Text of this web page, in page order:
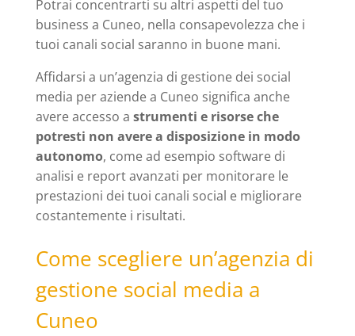
Potrai concentrarti su altri aspetti del tuo
business a Cuneo, nella consapevolezza che i
tuoi canali social saranno in buone mani.
Affidarsi a un’agenzia di gestione dei social
media per aziende a Cuneo significa anche
avere accesso a strumenti e risorse che
potresti non avere a disposizione in modo
autonomo, come ad esempio software di
analisi e report avanzati per monitorare le
prestazioni dei tuoi canali social e migliorare
costantemente i risultati.
Come scegliere un’agenzia di
gestione social media a
Cuneo